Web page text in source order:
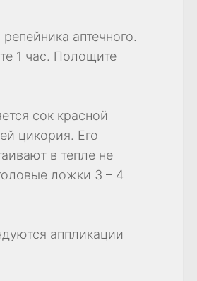
аптечного.
1 час. Полощите
сок красной
цикория. Его
в тепле не
ложки 3 – 4
аппликации